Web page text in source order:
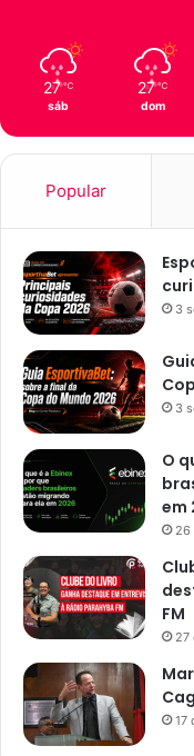
27 ℃
sáb
27 ℃
dom
Popular
3
3
O
em
26
FM
27
17